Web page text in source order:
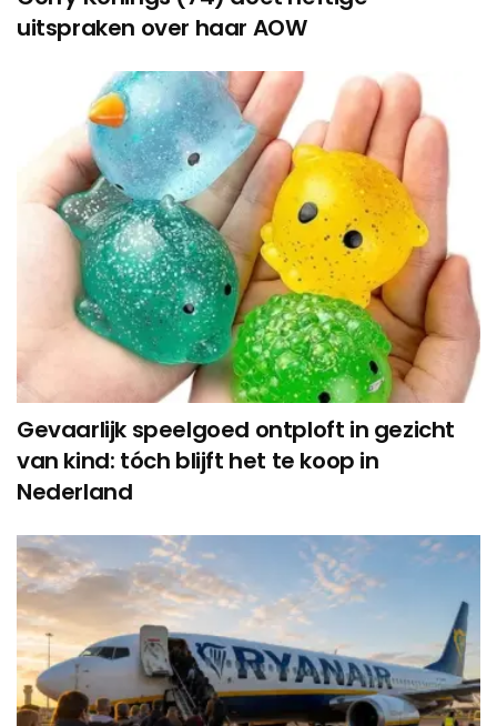
uitspraken over haar AOW
Gevaarlijk speelgoed ontploft in gezicht
van kind: tóch blijft het te koop in
Nederland